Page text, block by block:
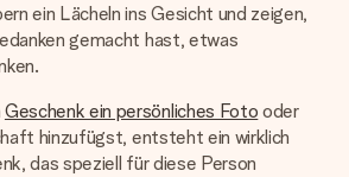
ein Lächeln ins Gesicht und zeigen,
gemacht hast, etwas
Geschenk ein persönliches Foto oder
hinzufügst, entsteht ein wirklich
das speziell für diese Person